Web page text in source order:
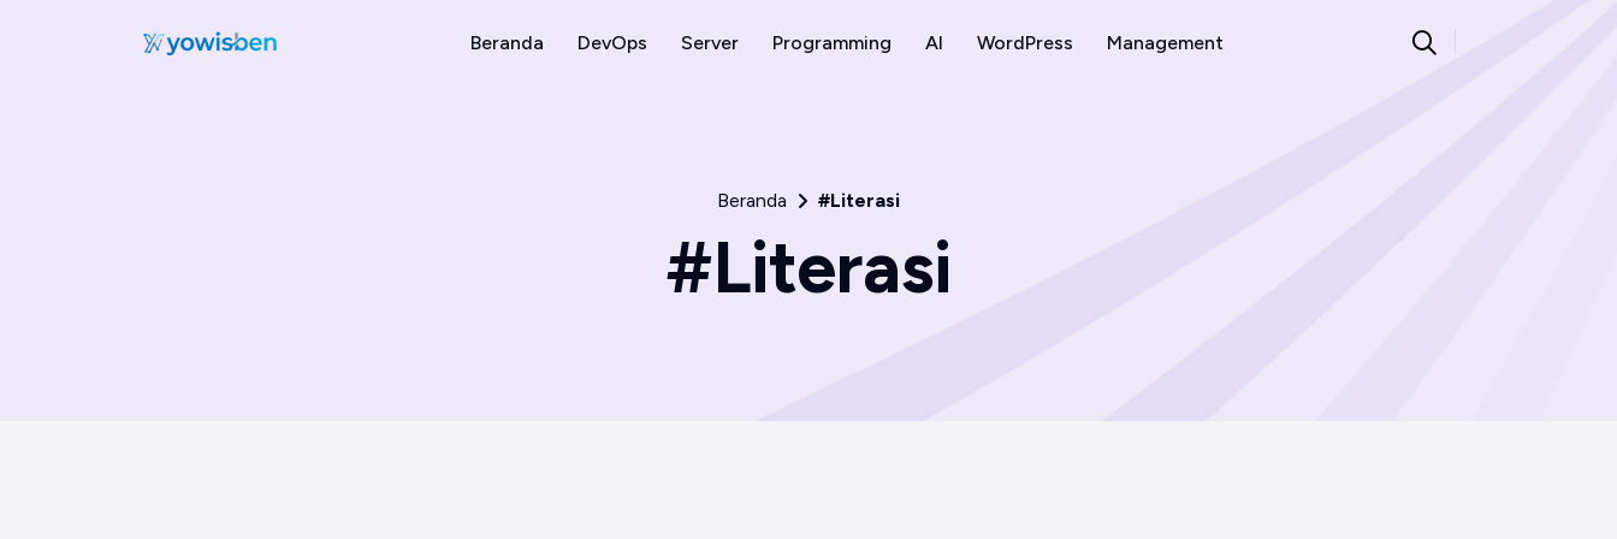
Beranda DevOps Server Programming AI WordPress Management
Beranda #Literasi
#Literasi